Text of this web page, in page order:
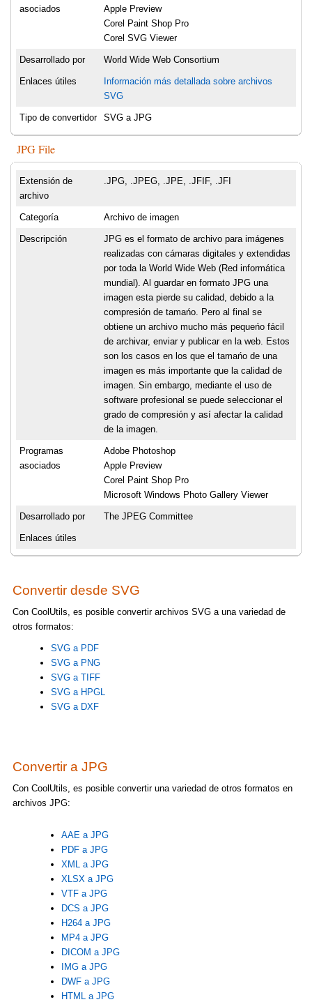
asociados
Apple Preview
Corel Paint Shop Pro
Corel SVG Viewer
Desarrollado por World Wide Web Consortium
Enlaces útiles
Información más detallada sobre archivos
SVG
Tipo de convertidor SVG a JPG
JPG File
Extensión de
archivo
.JPG, .JPEG, .JPE, .JFIF, .JFI
Categoría Archivo de imagen
Descripción
JPG es el formato de archivo para imágenes
realizadas con cámaras digitales y extendidas
por toda la World Wide Web (Red informática
mundial). Al guardar en formato JPG una
imagen esta pierde su calidad, debido a la
compresión de tamańo. Pero al final se
obtiene un archivo mucho más pequeńo fácil
de archivar, enviar y publicar en la web. Estos
son los casos en los que el tamańo de una
imagen es más importante que la calidad de
imagen. Sin embargo, mediante el uso de
software profesional se puede seleccionar el
grado de compresión y así afectar la calidad
de la imagen.
Programas
asociados
Adobe Photoshop
Apple Preview
Corel Paint Shop Pro
Microsoft Windows Photo Gallery Viewer
Desarrollado por The JPEG Committee
Enlaces útiles
Convertir desde SVG
Con CoolUtils, es posible convertir archivos SVG a una variedad de
otros formatos:
SVG a PDF
SVG a PNG
SVG a TIFF
SVG a HPGL
SVG a DXF
Convertir a JPG
Con CoolUtils, es posible convertir una variedad de otros formatos en
archivos JPG:
AAE a JPG
PDF a JPG
XML a JPG
XLSX a JPG
VTF a JPG
DCS a JPG
H264 a JPG
MP4 a JPG
DICOM a JPG
IMG a JPG
DWF a JPG
HTML a JPG